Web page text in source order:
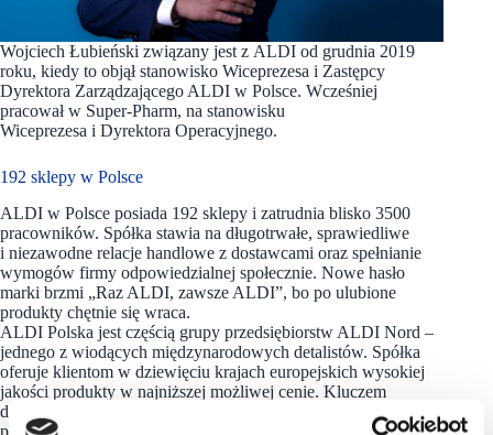
Wojciech Łubieński związany jest z ALDI od grudnia 2019
roku, kiedy to objął stanowisko Wiceprezesa i Zastępcy
Dyrektora Zarządzającego ALDI w Polsce. Wcześniej
pracował w Super-Pharm, na stanowisku
Wiceprezesa i Dyrektora Operacyjnego.
192 sklepy w Polsce
ALDI w Polsce posiada 192 sklepy i zatrudnia blisko 3500
pracowników. Spółka stawia na długotrwałe, sprawiedliwe
i niezawodne relacje handlowe z dostawcami oraz spełnianie
wymogów firmy odpowiedzialnej społecznie. Nowe hasło
marki brzmi „Raz ALDI, zawsze ALDI”, bo po ulubione
produkty chętnie się wraca.
ALDI Polska jest częścią grupy przedsiębiorstw ALDI Nord –
jednego z wiodących międzynarodowych detalistów. Spółka
oferuje klientom w dziewięciu krajach europejskich wysokiej
jakości produkty w najniższej możliwej cenie. Kluczem
do sukcesu Grupy ALDI Nord jest zespół ponad 77 000
pracowników zatrudnionych w Belgii, Danii, Francji,